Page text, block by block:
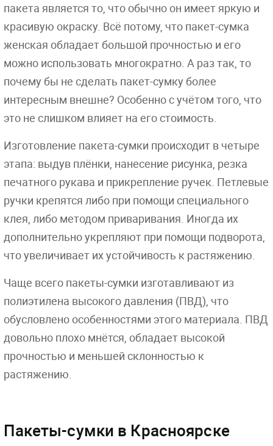
пакета является то, что обычно он имеет яркую и
красивую окраску. Всё потому, что пакет-сумка
женская обладает большой прочностью и его
можно использовать многократно. А раз так, то
почему бы не сделать пакет-сумку более
интересным внешне? Особенно с учётом того, что
это не слишком влияет на его стоимость.
Изготовление пакета-сумки происходит в четыре
этапа: выдув плёнки, нанесение рисунка, резка
печатного рукава и прикрепление ручек. Петлевые
ручки крепятся либо при помощи специального
клея, либо методом приваривания. Иногда их
дополнительно укрепляют при помощи подворота,
что увеличивает их устойчивость к растяжению.
Чаще всего пакеты-сумки изготавливают из
полиэтилена высокого давления (ПВД), что
обусловлено особенностями этого материала. ПВД
довольно плохо мнётся, обладает высокой
прочностью и меньшей склонностью к
растяжению.
Пакеты-сумки в Красноярске